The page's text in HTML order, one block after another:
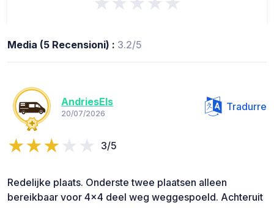
Media (5 Recensioni) : 3.2/5
AndriesEls
20/07/2026
Tradurre
3/5
Redelijke plaats. Onderste twee plaatsen alleen
bereikbaar voor 4x4 deel weg weggespoeld. Achteruit